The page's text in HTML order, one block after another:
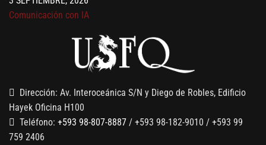
Comunicación con IA
Gobernanza de datos
Finanzas para no financieros
Dirección: Av. Interoceánica S/N y Diego de Robles, Edificio
Hayek Oficina H100
Teléfono: +593 98-807-8887 / +593 98-182-9010 / +593 99
759 2406